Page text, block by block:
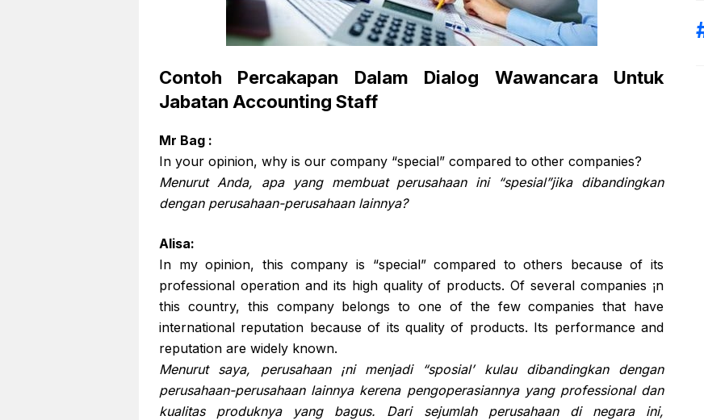
Contoh Percakapan Dalam Dialog Wawancara Untuk
Jabatan Accounting Staff
Mr Bag :
In your opinion, why is our company “special” compared to other companies?
Menurut Anda, apa yang membuat perusahaan ini “spesial”jika dibandingkan
dengan perusahaan-perusahaan lainnya?
Alisa:
In my opinion, this company is “special” compared to others because of its
professional operation and its high quality of products. Of several companies ¡n
this country, this company belongs to one of the few companies that have
international reputation because of its quality of products. Its performance and
reputation are widely known.
Menurut saya, perusahaan ¡ni menjadi “sposial’ kulau dibandingkan dengan
perusahaan-perusahaan lainnya kerena pengoperasiannya yang professional dan
kualitas produknya yang bagus. Dari sejumlah perusahaan di negara ini,